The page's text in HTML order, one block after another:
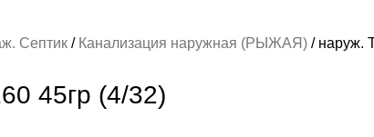
Септик Канализация наружная (РЫЖАЯ) наруж.
45гр (4/32)